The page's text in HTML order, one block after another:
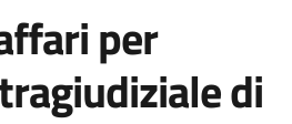
per
di